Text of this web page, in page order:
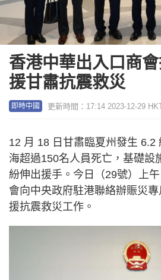
香港中華出入口商
援甘肅抗震救災
即時中國 更新時間：17:14 2023-12-29
12 月 18 日甘肅臨夏州發生 6.2
海超過150名人員死亡，基礎設
紛伸出援手。今日（29號）上
會向中央政府駐港聯絡辦賑災
援抗震救災工作。